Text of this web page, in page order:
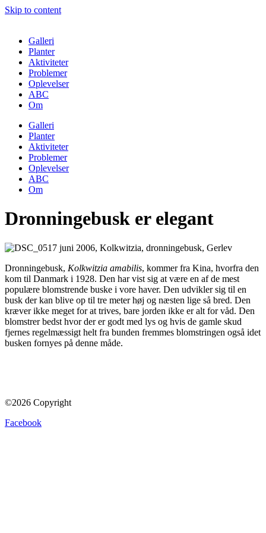
Skip to content
Galleri
Planter
Aktiviteter
Problemer
Oplevelser
ABC
Om
Galleri
Planter
Aktiviteter
Problemer
Oplevelser
ABC
Om
Dronningebusk er elegant
Dronningebusk, Kolkwitzia amabilis, kommer fra Kina, hvorfra den
kom til Danmark i 1928. Den har vist sig at være en af de mest
populære blomstrende buske i vore haver. Den udvikler sig til en
busk der kan blive op til tre meter høj og næsten lige så bred. Den
kræver ikke meget for at trives, bare jorden ikke er alt for våd. Den
blomstrer bedst hvor der er godt med lys og hvis de gamle skud
fjernes regelmæssigt helt fra bunden fremmes blomstringen også idet
busken fornyes på denne måde.
©2026 Copyright
Facebook